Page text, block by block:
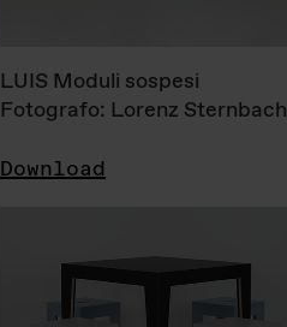
LUIS Moduli sospesi
Fotografo: Lorenz Sternbach
Download